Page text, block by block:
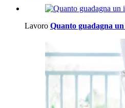
Lavoro Quanto guadagna